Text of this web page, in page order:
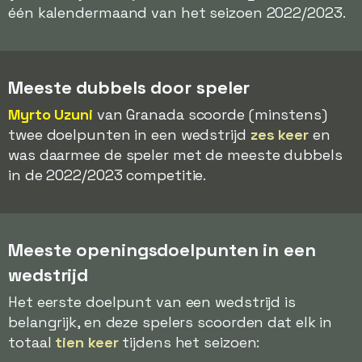
één kalendermaand van het seizoen 2022/2023.
Meeste dubbels door speler
Myrto Uzuni van Granada scoorde (minstens)
twee doelpunten in een wedstrijd zes keeren
was daarmee de speler met de meeste dubbels
in de 2022/2023 competitie.
Meeste openingsdoelpunten in een
wedstrijd
Het eerste doelpunt van een wedstrijd is
belangrijk, en deze spelers scoorden dat elk in
totaal tien keertijdens het seizoen: